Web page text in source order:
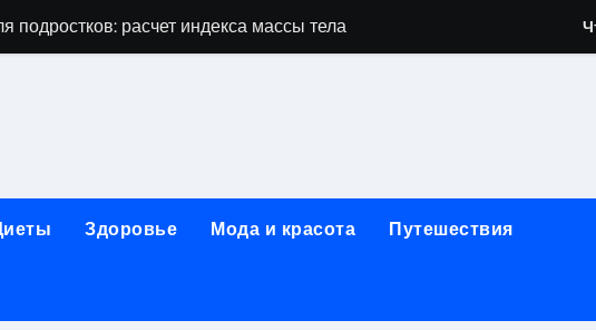
подростков: расчет индекса массы тела и ориентиры по возрасту,
процедур и показания к лечению
неопределённость устойчивости в условиях
региона: современные подходы, показания и риски
Здоровье Мода и красота Путешествия